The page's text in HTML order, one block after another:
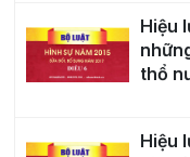
Hiệu
thổ
Hiệu